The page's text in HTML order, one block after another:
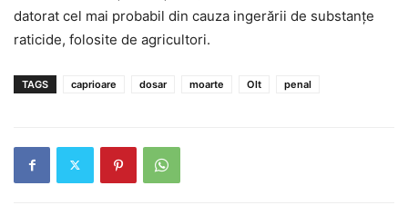
datorat cel mai probabil din cauza ingerării de substanțe
raticide, folosite de agricultori.
TAGS caprioare dosar moarte Olt penal